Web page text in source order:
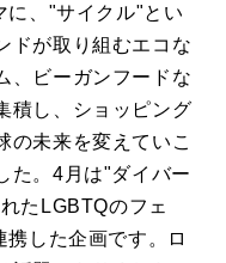
に、"サイクル"とい
ドが取り組むエコな
、ビーガンフードな
積し、ショッピング
の未来を変えていこ
た。4月は"ダイバー
たLGBTQのフェ
した企画です。ロ